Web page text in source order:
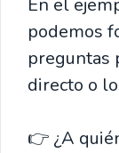
podemos
preguntas
directo o
👉 ¿A